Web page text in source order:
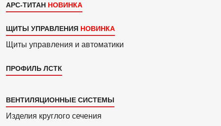
АРС-ТИТАН
ЩИТЫ УПРАВЛЕНИЯ
Щиты управления и автоматики
ПРОФИЛЬ ЛСТК
Каталог
4
ВЕНТИЛЯЦИОННЫЕ СИСТЕМЫ
Изделия круглого сечения